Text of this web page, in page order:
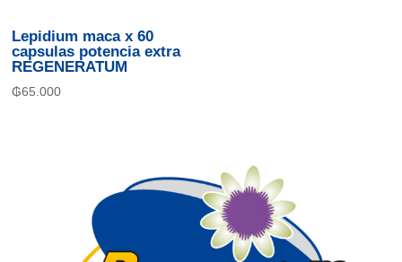
Lepidium maca x 60
capsulas potencia extra
REGENERATUM
₲65.000